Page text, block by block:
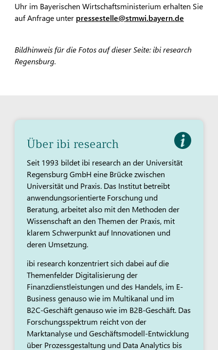
Uhr im Bayerischen Wirtschaftsministerium erhalten Sie
auf Anfrage unter pressestelle@stmwi.bayern.de
Bildhinweis für die Fotos auf dieser Seite: ibi research
Regensburg.
Über ibi research
Seit 1993 bildet ibi research an der Universität
Regensburg GmbH eine Brücke zwischen
Universität und Praxis. Das Institut betreibt
anwendungsorientierte Forschung und
Beratung, arbeitet also mit den Methoden der
Wissenschaft an den Themen der Praxis, mit
klarem Schwerpunkt auf Innovationen und
deren Umsetzung.
ibi research konzentriert sich dabei auf die
Themenfelder Digitalisierung der
Finanzdienstleistungen und des Handels, im E-
Business genauso wie im Multikanal und im
B2C-Geschäft genauso wie im B2B-Geschäft. Das
Forschungsspektrum reicht von der
Marktanalyse und Geschäftsmodell-Entwicklung
über Prozessgestaltung und Data Analytics bis